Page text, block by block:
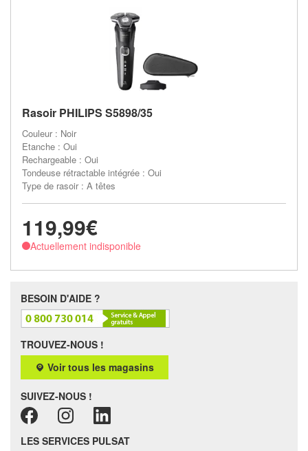
Rasoir PHILIPS S5898/35
Couleur : Noir
Etanche : Oui
Rechargeable : Oui
Tondeuse rétractable intégrée : Oui
Type de rasoir : A têtes
119,99€
Actuellement indisponible
BESOIN D'AIDE ?
TROUVEZ-NOUS !
Voir tous les magasins
SUIVEZ-NOUS !
LES SERVICES PULSAT